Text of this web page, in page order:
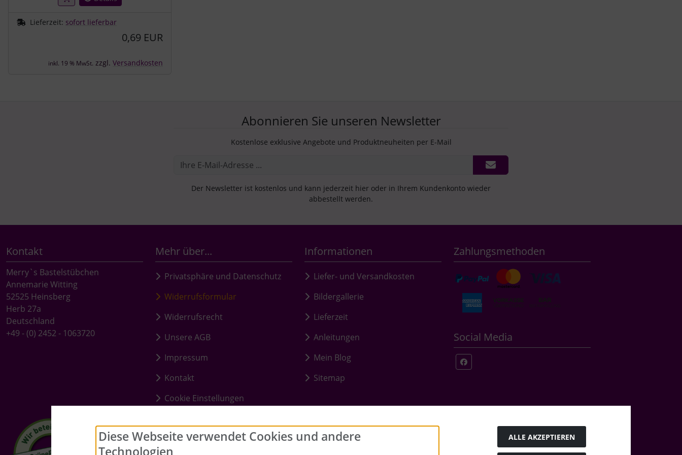
Lieferzeit: sofort lieferbar
0,69 EUR
inkl. 19 % MwSt. zzgl. Versandkosten
Abonnieren Sie unseren Newsletter
Kostenlose exklusive Angebote und Produktneuheiten per E-Mail
Der Newsletter ist kostenlos und kann jederzeit hier oder in Ihrem Kundenkonto wieder
abbestellt werden.
Kontakt
Merry`s Bastelstübchen
Annemarie Witting
52525 Heinsberg
Herb 27a
Deutschland
+49 - (0) 2452 - 1063720
Mehr über...
Privatsphäre und Datenschutz
Widerrufsformular
Widerrufsrecht
Unsere AGB
Impressum
Kontakt
Cookie Einstellungen
Informationen
Liefer- und Versandkosten
Bildergallerie
Lieferzeit
Anleitungen
Mein Blog
Sitemap
Zahlungsmethoden
Social Media
Diese Webseite verwendet Cookies und andere
Technologien
ALLE AKZEPTIEREN